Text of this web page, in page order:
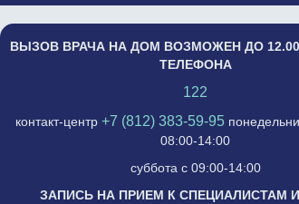
ВЫЗОВ ВРАЧА НА ДОМ ВОЗМОЖЕН ДО
ТЕЛЕФОНА
122
контакт-центр +7 (812) 383-59-95
08:00-14:00
суббота с 09:00-14:00
ЗАПИСЬ НА ПРИЕМ К СПЕЦИАЛИСТАМ